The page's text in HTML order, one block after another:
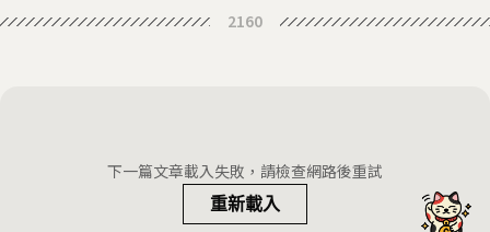
2160
下一篇文章載入失敗，請檢查網路後重試
重新載入